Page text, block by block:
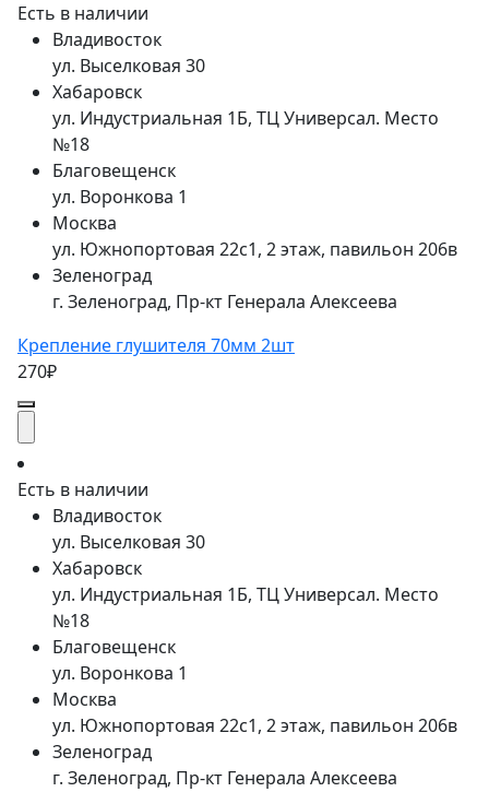
Есть в наличии
Владивосток
ул. Выселковая 30
Хабаровск
ул. Индустриальная 1Б, ТЦ Универсал. Место
№18
Благовещенск
ул. Воронкова 1
Москва
ул. Южнопортовая 22с1, 2 этаж, павильон 206в
Зеленоград
г. Зеленоград, Пр-кт Генерала Алексеева
Крепление глушителя 70мм 2шт
270₽
Есть в наличии
Владивосток
ул. Выселковая 30
Хабаровск
ул. Индустриальная 1Б, ТЦ Универсал. Место
№18
Благовещенск
ул. Воронкова 1
Москва
ул. Южнопортовая 22с1, 2 этаж, павильон 206в
Зеленоград
г. Зеленоград, Пр-кт Генерала Алексеева